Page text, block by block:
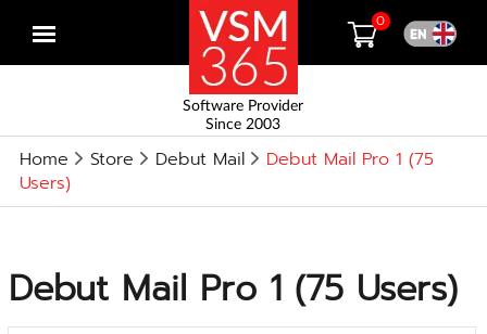
Open
Software Provider
Since 2003
0
Home Store Debut Mail
Debut Mail Pro 1 (75
Users)
Debut Mail Pro 1 (75 Users)